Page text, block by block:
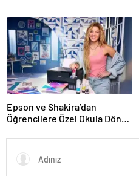
Epson ve Shakira’dan
Öğrencilere Özel Okula Dönüş